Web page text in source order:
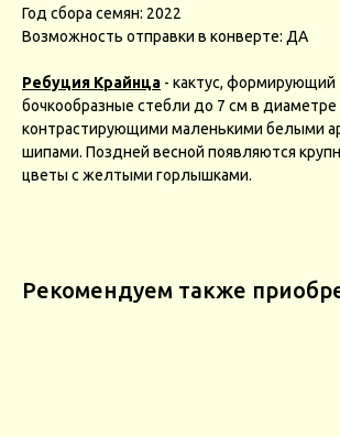
Год сбора семян: 2022
Возможность отправки в конверте: ДА
Ребуция Крайнца - кактус,
бочкообразные стебли до 7 см в диаметре
контрастирующими маленькими белыми
шипами. Поздней весной появляются
цветы с желтыми горлышками.
Рекомендуем также